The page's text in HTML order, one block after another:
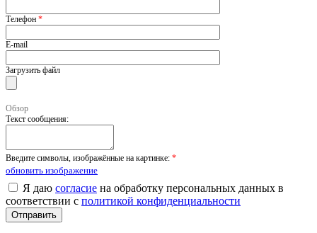
Телефон *
E-mail
Загрузить файл
Обзор
Текст сообщения:
Введите символы, изображённые на картинке: *
обновить изображение
Я даю согласие на обработку персональных данных в
соответствии с политикой конфиденциальности